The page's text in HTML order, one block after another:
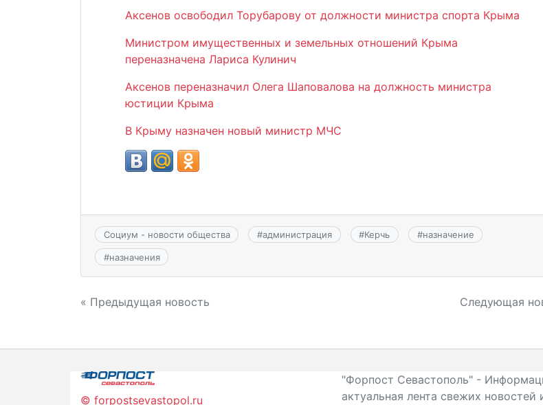
Аксенов освободил Торубарову от должности министра спорта Крыма
Министром имущественных и земельных отношений Крыма
переназначена Лариса Кулинич
Аксенов переназначил Олега Шаповалова на должность министра
юстиции Крыма
В Крыму назначен новый министр МЧС
Социум - новости общества #администрация #Керчь #назначение
#назначения
Навигация
записям
« Предыдущая новость Следующая
© forpostsevastopol.ru
"Форпост Севастополь" -
актуальная лента свежих